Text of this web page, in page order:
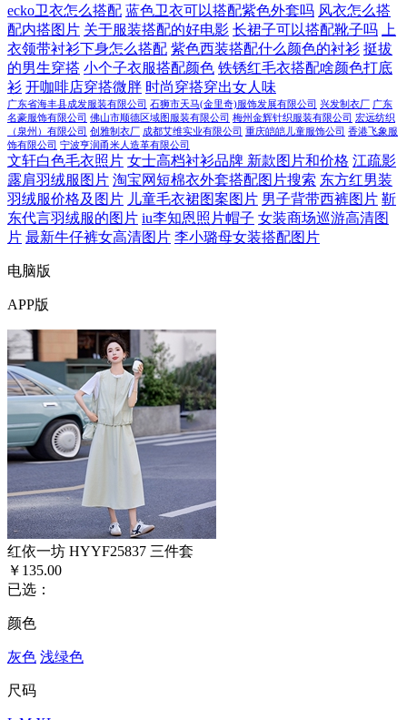
ecko卫衣怎么搭配 蓝色卫衣可以搭配紫色外套吗 风衣怎么搭
配内搭图片 关于服装搭配的好电影 长裙子可以搭配靴子吗
上
衣领带衬衫下身怎么搭配 紫色西装搭配什么颜色的衬衫 挺拔
的男生穿搭 小个子衣服搭配颜色 铁锈红毛衣搭配啥颜色打底
衫 开咖啡店穿搭微胖 时尚穿搭穿出女人味
广东省海丰县成发服装有限公司 石狮市天马(金里奇)服饰发展有限公司 兴发制衣厂 广东
名豪服饰有限公司 佛山市顺德区域图服装有限公司 梅州金辉针织服装有限公司 宏远纺织
（泉州）有限公司 创雅制衣厂 成都艾维实业有限公司 重庆皑皑儿童服饰公司 香港飞象服
饰有限公司 宁波亨润甬米人造革有限公司
文轩白色毛衣照片 女士高档衬衫品牌 新款图片和价格 江疏影
露肩羽绒服图片 淘宝网短棉衣外套搭配图片搜索 东方红男装
羽绒服价格及图片 儿童毛衣裙图案图片 男子背带西裤图片 靳
东代言羽绒服的图片 iu李知恩照片帽子 女装商场巡游高清图
片 最新牛仔裤女高清图片 李小璐母女装搭配图片
电脑版
APP版
红依一坊 HYYF25837 三件套
￥135.00
已选：
颜色
灰色 浅绿色
尺码